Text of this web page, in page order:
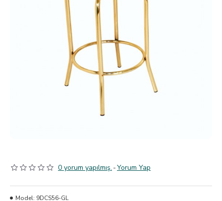
0 yorum yapılmış. -Yorum Yap
Model: 9DCS56-GL